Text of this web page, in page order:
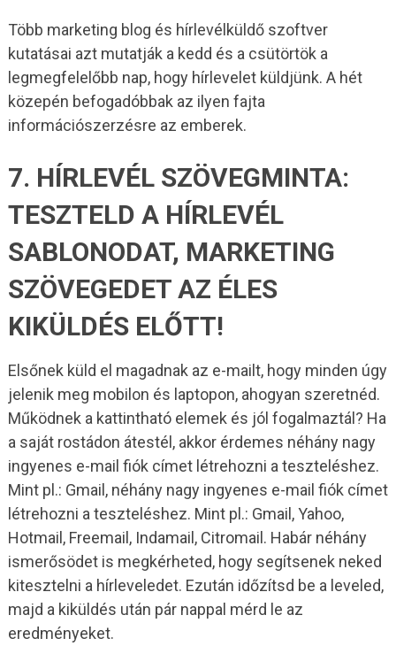
Több marketing blog és hírlevélküldő szoftver
kutatásai azt mutatják a kedd és a csütörtök a
legmegfelelőbb nap, hogy hírlevelet küldjünk. A hét
közepén befogadóbbak az ilyen fajta
információszerzésre az emberek.
7. HÍRLEVÉL SZÖVEGMINTA:
TESZTELD A HÍRLEVÉL
SABLONODAT, MARKETING
SZÖVEGEDET AZ ÉLES
KIKÜLDÉS ELŐTT!
Elsőnek küld el magadnak az e-mailt, hogy minden úgy
jelenik meg mobilon és laptopon, ahogyan szeretnéd.
Működnek a kattintható elemek és jól fogalmaztál? Ha
a saját rostádon átestél, akkor érdemes néhány nagy
ingyenes e-mail fiók címet létrehozni a teszteléshez.
Mint pl.: Gmail, néhány nagy ingyenes e-mail fiók címet
létrehozni a teszteléshez. Mint pl.: Gmail, Yahoo,
Hotmail, Freemail, Indamail, Citromail. Habár néhány
ismerősödet is megkérheted, hogy segítsenek neked
kitesztelni a hírleveledet. Ezután időzítsd be a leveled,
majd a kiküldés után pár nappal mérd le az
eredményeket.